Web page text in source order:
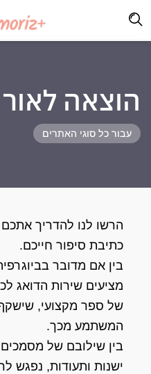
הוצאה לאור
עבור כל סוגי האתרים
הרשו לנו להדריך
כתיבת סיפור חייכם.
בין אם מדובר
מציעים שירות הדואג
של ספר מקצועי,
המשתמע מכך.
בין שילובם של
ישנות ותעודות, נפגש